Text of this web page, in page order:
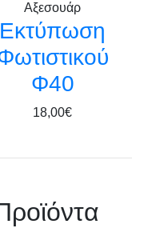
Αξεσουάρ
Εκτύπωση
Φ40
18,00€